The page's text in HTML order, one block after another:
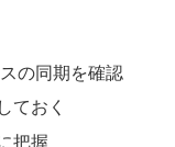
の同期を確認
ておく
把握